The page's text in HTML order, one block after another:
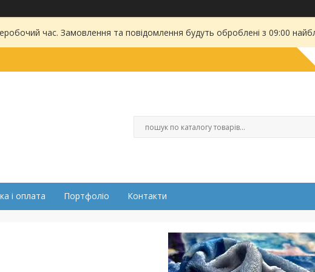
час. Замовлення та повідомлення будуть оброблені з 09:00
і оплата Портфоліо Контакти